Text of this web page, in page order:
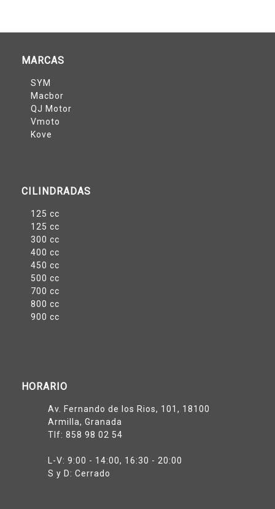
MARCAS
SYM
Macbor
QJ Motor
Vmoto
Kove
CILINDRADAS
125 cc
125 cc
300 cc
400 cc
450 cc
500 cc
700 cc
800 cc
900 cc
HORARIO
Av. Fernando de los Rios, 101, 18100
Armilla, Granada
Tlf: 858 98 02 54
L-V: 9:00 - 14:00, 16:30 - 20:00
S y D: Cerrado